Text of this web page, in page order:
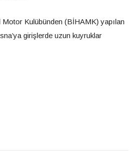
Kulübünden (BİHAMK) yapılan
girişlerde uzun kuyruklar